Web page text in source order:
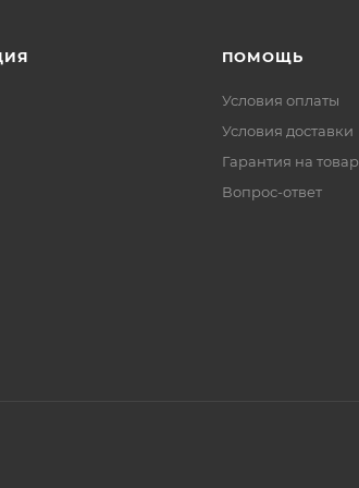
ПОМОЩЬ
Условия оплаты
Условия доставки
Гарантия на товар
Вопрос-ответ